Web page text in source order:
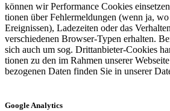
können wir Performance Cookies
tionen über Fehler­mel­dungen (wenn ja,
Ereignissen), Ladezeiten oder das
verschiedenen Browser-Typen erhalten.
sich auch um sog. Drittan­bieter-Cookies
tionen zu den im Rahmen unserer
be­zogenen Daten finden Sie in unserer
Google Analytics